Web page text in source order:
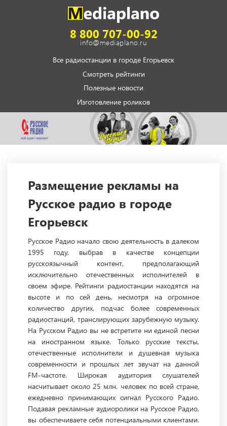
8 800 707-00-92
info@mediaplano.ru
Все радиостанции в городе Егорьевск
Смотреть рейтинги
Полезные новости
Изготовление роликов
Размещение рекламы на
Русское радио в городе
Егорьевск
Русское Радио начало свою деятельность в далеком
1995 году, выбрав в качестве концепции
русскоязычный контент, предполагающий
исключительно отечественных исполнителей в
своем эфире. Рейтинги радиостанции находятся на
высоте и по сей день, несмотря на огромное
количество других, подчас более современных
радиостанций, транслирующих зарубежную музыку.
На Русском Радио вы не встретите ни единой песни
на иностранном языке. Только русские тексты,
отечественные исполнители и душевная музыка
современности и прошлых лет звучат на данной
FM-частоте. Широкая аудитория слушателей
насчитывает около 25 млн. человек по всей стране,
ежедневно принимающих сигнал Русского Радио.
Подавая рекламные аудиоролики на Русское Радио,
вы обеспечиваете себя потенциальными клиентами.